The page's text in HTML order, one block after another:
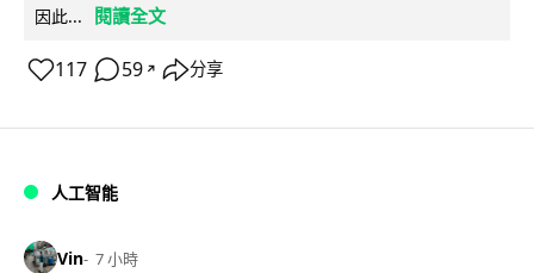
因此...
閱讀全文
117 59 ↗ 分享
人工智能
Vin 7 小時